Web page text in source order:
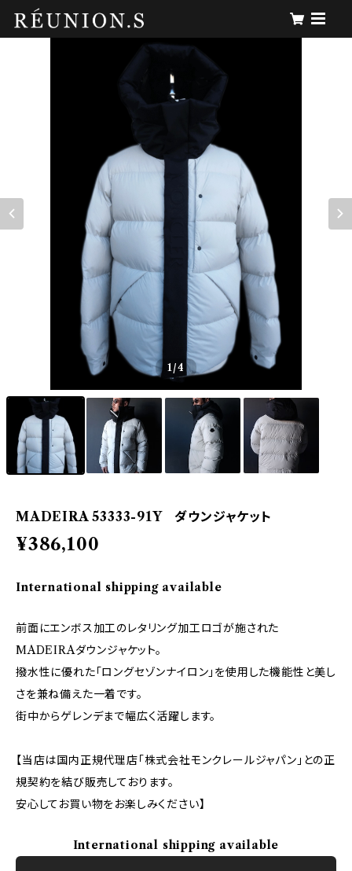
1/4
MADEIRA 53333-91Y ダウンジャケット
¥386,100
International shipping available
前面にエンボス加工のレタリング加工ロゴが施された
MADEIRAダウンジャケット。
撥水性に優れた「ロングセゾンナイロン」を使用した機能性と美し
さを兼ね備えた一着です。
街中からゲレンデまで幅広く活躍します。
【当店は国内正規代理店「株式会社モンクレールジャパン」との正
規契約を結び販売しております。
安心してお買い物をお楽しみください】
International shipping available